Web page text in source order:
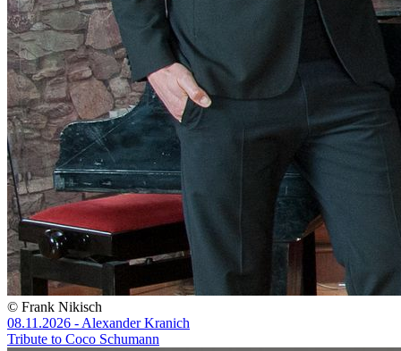
© Frank Nikisch
08.11.2026 - Alexander Kranich
Tribute to Coco Schumann